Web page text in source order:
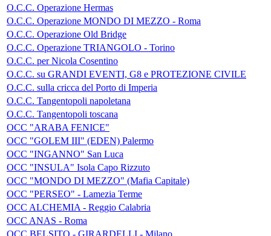
O.C.C. Operazione Hermas
O.C.C. Operazione MONDO DI MEZZO - Roma
O.C.C. Operazione Old Bridge
O.C.C. Operazione TRIANGOLO - Torino
O.C.C. per Nicola Cosentino
O.C.C. su GRANDI EVENTI, G8 e PROTEZIONE CIVILE
O.C.C. sulla cricca del Porto di Imperia
O.C.C. Tangentopoli napoletana
O.C.C. Tangentopoli toscana
OCC "ARABA FENICE"
OCC "GOLEM III" (EDEN) Palermo
OCC "INGANNO" San Luca
OCC "INSULA" Isola Capo Rizzuto
OCC "MONDO DI MEZZO" (Mafia Capitale)
OCC "PERSEO" - Lamezia Terme
OCC ALCHEMIA - Reggio Calabria
OCC ANAS - Roma
OCC BELSITO - GIRARDELLI - Milano